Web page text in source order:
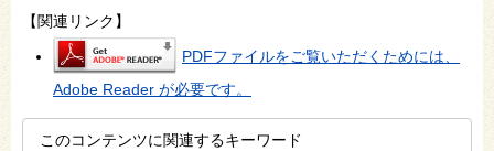
【関連リンク】
PDFファイルをご覧いただくためには、
Adobe Reader が必要です。
このコンテンツに関連するキーワード